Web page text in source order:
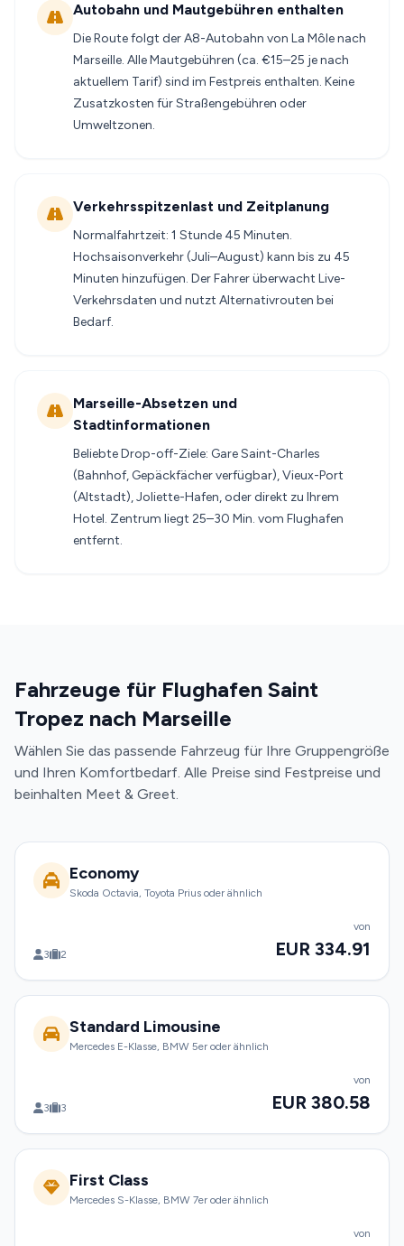
Autobahn und Mautgebühren enthalten
Die Route folgt der A8-Autobahn von La Môle nach
Marseille. Alle Mautgebühren (ca. €15–25 je nach
aktuellem Tarif) sind im Festpreis enthalten. Keine
Zusatzkosten für Straßengebühren oder
Umweltzonen.
Verkehrsspitzenlast und Zeitplanung
Normalfahrtzeit: 1 Stunde 45 Minuten.
Hochsaisonverkehr (Juli–August) kann bis zu 45
Minuten hinzufügen. Der Fahrer überwacht Live-
Verkehrsdaten und nutzt Alternativrouten bei
Bedarf.
Marseille-Absetzen und
Stadtinformationen
Beliebte Drop-off-Ziele: Gare Saint-Charles
(Bahnhof, Gepäckfächer verfügbar), Vieux-Port
(Altstadt), Joliette-Hafen, oder direkt zu Ihrem
Hotel. Zentrum liegt 25–30 Min. vom Flughafen
entfernt.
Fahrzeuge für Flughafen Saint
Tropez nach Marseille
Wählen Sie das passende Fahrzeug für Ihre Gruppengröße
und Ihren Komfortbedarf. Alle Preise sind Festpreise und
beinhalten Meet & Greet.
Economy
Skoda Octavia, Toyota Prius oder ähnlich
3 2
von
EUR 334.91
Standard Limousine
Mercedes E-Klasse, BMW 5er oder ähnlich
3 3
von
EUR 380.58
First Class
Mercedes S-Klasse, BMW 7er oder ähnlich
von